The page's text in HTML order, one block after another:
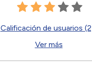
Calificación de usuarios
Ver más